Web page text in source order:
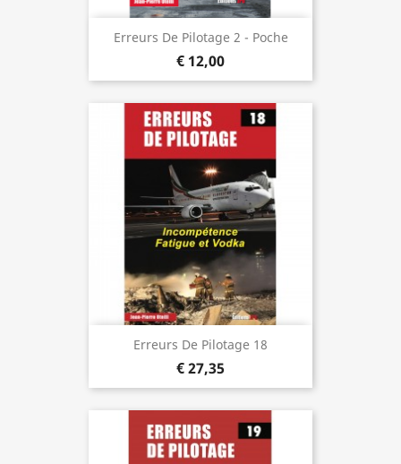
Erreurs De Pilotage 2 - Poche
€ 12,00
Erreurs De Pilotage 18
€ 27,35